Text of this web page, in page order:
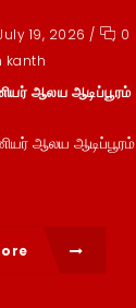
19, 2026 /
0
kanth
ஆலய ஆடிப்பூரம்
ஆலய ஆடிப்பூரம்